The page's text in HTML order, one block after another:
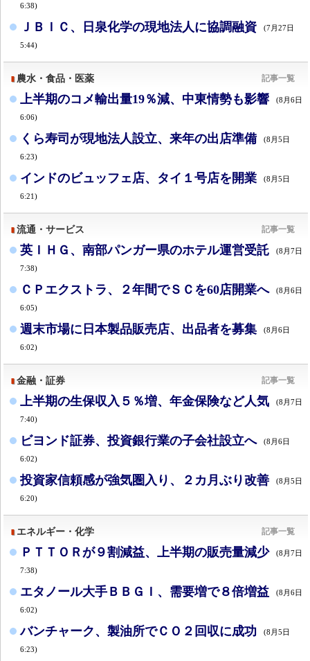
6:38)
ＪＢＩＣ、日泉化学の現地法人に協調融資 (7月27日
5:44)
農水・食品・医薬 記事一覧
上半期のコメ輸出量19％減、中東情勢も影響 (8月6日
6:06)
くら寿司が現地法人設立、来年の出店準備 (8月5日
6:23)
インドのビュッフェ店、タイ１号店を開業 (8月5日
6:21)
流通・サービス 記事一覧
英ＩＨＧ、南部パンガー県のホテル運営受託 (8月7日
7:38)
ＣＰエクストラ、２年間でＳＣを60店開業へ (8月6日
6:05)
週末市場に日本製品販売店、出品者を募集 (8月6日
6:02)
金融・証券 記事一覧
上半期の生保収入５％増、年金保険など人気 (8月7日
7:40)
ビヨンド証券、投資銀行業の子会社設立へ (8月6日
6:02)
投資家信頼感が強気圏入り、２カ月ぶり改善 (8月5日
6:20)
エネルギー・化学 記事一覧
ＰＴＴＯＲが９割減益、上半期の販売量減少 (8月7日
7:38)
エタノール大手ＢＢＧＩ、需要増で８倍増益 (8月6日
6:02)
バンチャーク、製油所でＣＯ２回収に成功 (8月5日
6:23)